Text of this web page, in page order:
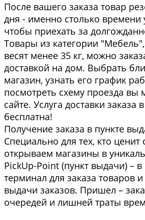
После вашего заказа товар
дня - именно столько времени
чтобы приехать за
Товары из категории
весят менее 35 кг, можно
доставкой на дом. Выбрать
магазин, узнать его график
посмотреть схему проезда
сайте. Услуга доставки заказа
бесплатна!
Получение заказа в пункте
Специально для тех, кто
открываем магазины в
PickUp-Point (пункт выдачи) – в
терминал для заказа товаров и
выдачи заказов. Пришел –
очередей и лишней траты